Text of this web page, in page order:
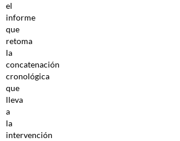
el
informe
que
retoma
la
concatenación
cronológica
que
lleva
a
la
intervención